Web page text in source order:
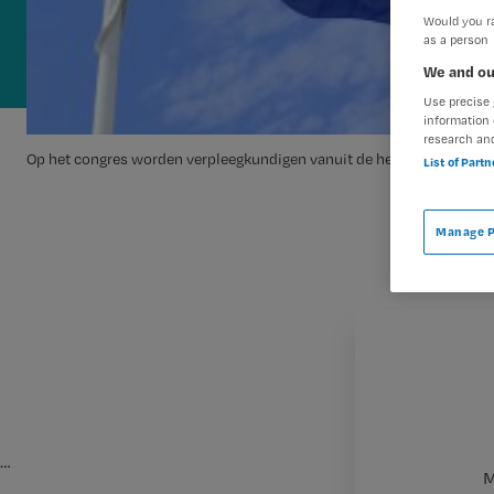
Op het congres worden verpleegkundigen vanuit de hele wereld
…
Would you
as a person
We and
Use
information
research
List of
Manage